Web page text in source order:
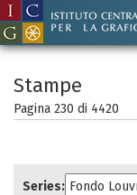
Stampe
Pagina 230 di 4420
Series: